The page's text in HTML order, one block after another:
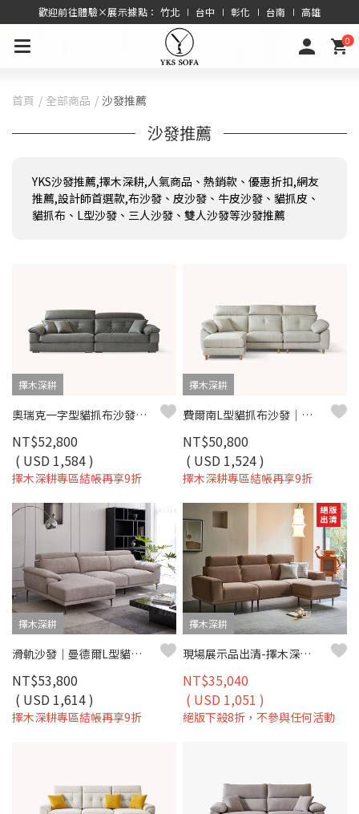
歡迎前往體驗×展示據點： 竹北 ∣ 台中 ∣ 彰化 ∣ 台南 ∣ 高雄
0
首頁 全部商品 沙發推薦
沙發推薦
YKS沙發推薦,擇木深耕,人氣商品、熱銷款、優惠折扣,網友
推薦,設計師首選款,布沙發、皮沙發、牛皮沙發、貓抓皮、
貓抓布、L型沙發、三人沙發、雙人沙發等沙發推薦
擇木深耕
奧瑞克一字型貓抓布沙發｜防潑水易去汙 × 多段式頭枕 × 可拆洗布套 – 擇木深耕
NT$52,800
( USD 1,584 )
擇木深耕專區結帳再享9折
擇木深耕
費爾南L型貓抓布沙發｜耐磨防潑水 × 移動式腳椅 × 可拆洗布套 – 擇木深耕
NT$50,800
( USD 1,524 )
擇木深耕專區結帳再享9折
擇木深耕
滑軌沙發｜曼德爾L型貓抓布沙發｜ 可調頭枕 × 耐磨防潑水 × 左右型–擇木深耕
NT$53,800
( USD 1,614 )
擇木深耕專區結帳再享9折
擇木深耕
現場展示品出清-擇木深耕-馬德諾L型貓抓布沙發
NT$35,040
( USD 1,051 )
絕版下殺8折，不參與任何活動